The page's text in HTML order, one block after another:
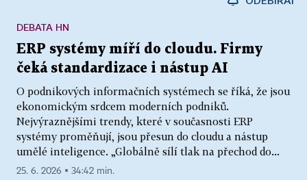
ERP systémy míří do cloudu. Firmy
čeká standardizace i nástup AI
O podnikových informačních systémech se říká, že jsou
ekonomickým srdcem moderních podniků.
Nejvýraznějšími trendy, které v současnosti ERP
systémy proměňují, jsou přesun do cloudu a nástup
umělé inteligence. „Globálně sílí tlak na přechod do...
DEBATA HN
25. 6. 2026 ▪ 34:42 min.